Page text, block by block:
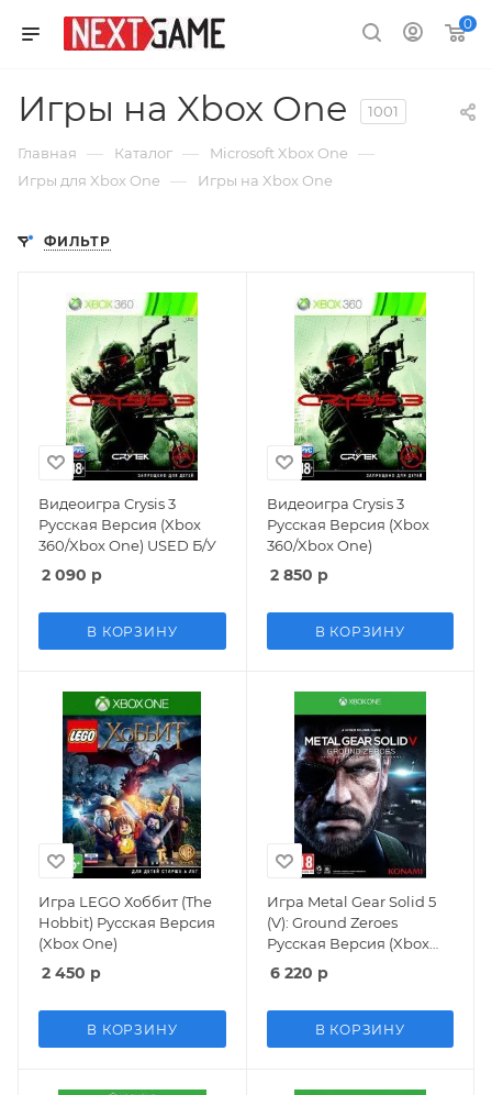
0
Игры на Xbox One 1001
Главная — Каталог — Microsoft Xbox One —
Игры для Xbox One — Игры на Xbox One
ФИЛЬТР
Видеоигра Crysis 3
Русская Версия (Xbox
360/Xbox One) USED Б/У
2 090 р
В КОРЗИНУ
Видеоигра Crysis 3
Русская Версия (Xbox
360/Xbox One)
2 850 р
В КОРЗИНУ
Игра LEGO Хоббит (The
Hobbit) Русская Версия
(Xbox One)
2 450 р
В КОРЗИНУ
Игра Metal Gear Solid 5
(V): Ground Zeroes
Русская Версия (Xbox
One)
6 220 р
В КОРЗИНУ